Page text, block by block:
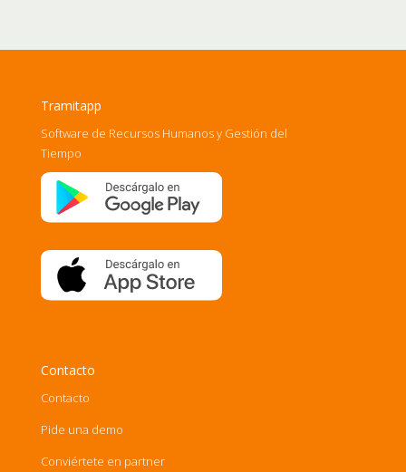
Tramitapp
Software de Recursos Humanos y Gestión del
Tiempo
Contacto
Contacto
Pide una demo
Conviértete en partner